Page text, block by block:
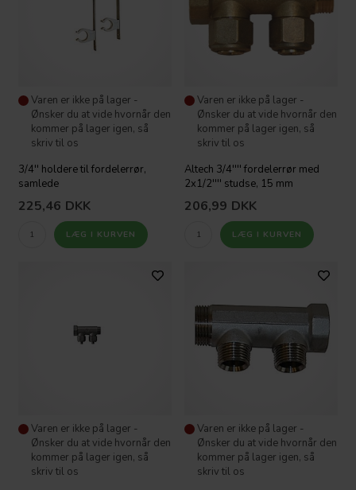
Varen er ikke på lager -
Ønsker du at vide hvornår den
kommer på lager igen, så
skriv til os
3/4'' holdere til fordelerrør,
samlede
225,46 DKK
Varen er ikke på lager -
Ønsker du at vide hvornår den
kommer på lager igen, så
skriv til os
Altech 3/4'''' fordelerrør med
2x1/2'''' studse, 15 mm
206,99 DKK
Varen er ikke på lager -
Ønsker du at vide hvornår den
kommer på lager igen, så
skriv til os
Varen er ikke på lager -
Ønsker du at vide hvornår den
kommer på lager igen, så
skriv til os